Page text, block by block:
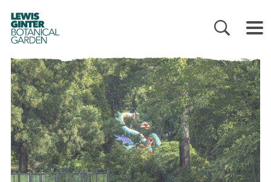
LEWIS
GINTER
BOTANICAL
GARDEN